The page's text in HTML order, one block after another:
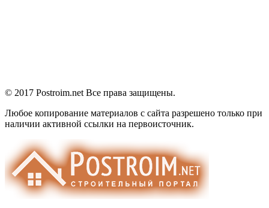
© 2017 Postroim.net Все права защищены.
Любое копирование материалов с сайта разрешено только при
наличии активной ссылки на первоисточник.